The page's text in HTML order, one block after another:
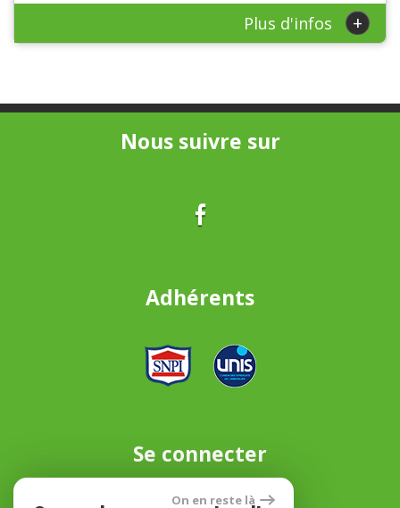
Plus d'infos +
Nous suivre sur
Adhérents
Se connecter
On en reste là